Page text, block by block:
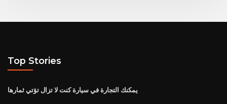
Top Stories
يمكنك التجارة في سيارة كنت لا تزال تؤتي ثمارها